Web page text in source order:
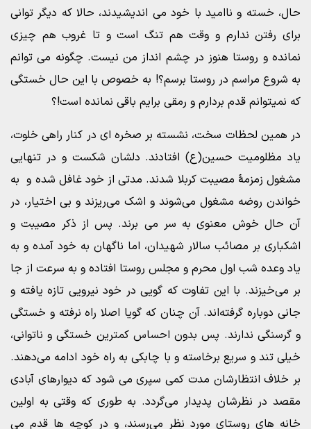
حال، خسته و ناامید با خود می اندیشیدند، حالا که دیگر توانی
برای رفتن ندارم و وقت هم تنگ است و تا غروب هم چیزی
نمانده و روستا هنوز در چشم انداز من نیست. چگونه می توانم
به شروع مراسم در روستا برسم؟! به خصوص با این حال خستگی
که نمیتوانم قدم بردارم و رمقی برایم باقی نمانده است!؟
در همین لحظات سخت، نشسته بر صخره ای در کنار راهی خلوت،
یاد مظلومیت حسین(ع) افتادند. دلشان شکست و در تنهایی
مشغول زمزمۀ مصیبت کربلا شدند. مدتی از خود غافل شده و به
خواندن روضه مشغول می‌شوند و اشک می‌ریزند و بی اختیار، در
آن حال خوش معنوی به سر می برند. پس از ذکر مصیبت و
اشکباری بر مصائب سالار شهیدان، اما ناگهان به خود آمده و به
یاد وعده شب اول محرم و مجلس روستا افتاده و به سرعت از جا
بر می‌خیزند. با این تفاوت که گویی در خود نیرویی تازه یافته و
جانی دوباره گرفته‌اند. آن چنان که گویا اصلا راه نرفته و خستگی
و گرسنگی ندارند. پس بدون احساس کمترین خستگی و ناتوانی،
خیلی تند و سریع برخاسته و با چابکی به راه خود ادامه می‌دهند.
بر خلاف انتظارشان مدت کمی سپری می شود که دیوارهای آبادی
مقصد در نظرشان پدیدار می‌گردد. به طوری که وقتی به اولین
خانه های روستای مورد نظر می‌رسند، و در کوچه ها قدم می